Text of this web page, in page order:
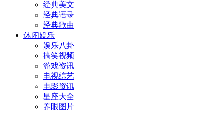
经典美文
经典语录
经典歌曲
休闲娱乐
娱乐八卦
搞笑视频
游戏资讯
电视综艺
电影资讯
星座大全
养眼图片